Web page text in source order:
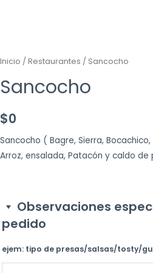
Inicio / Restaurantes / Sancocho
Sancocho
$0
Sancocho ( Bagre, Sierra,
Arroz, ensalada, Patacón y caldo de
Observaciones
pedido
ejem: tipo de presas/salsas/tosty/